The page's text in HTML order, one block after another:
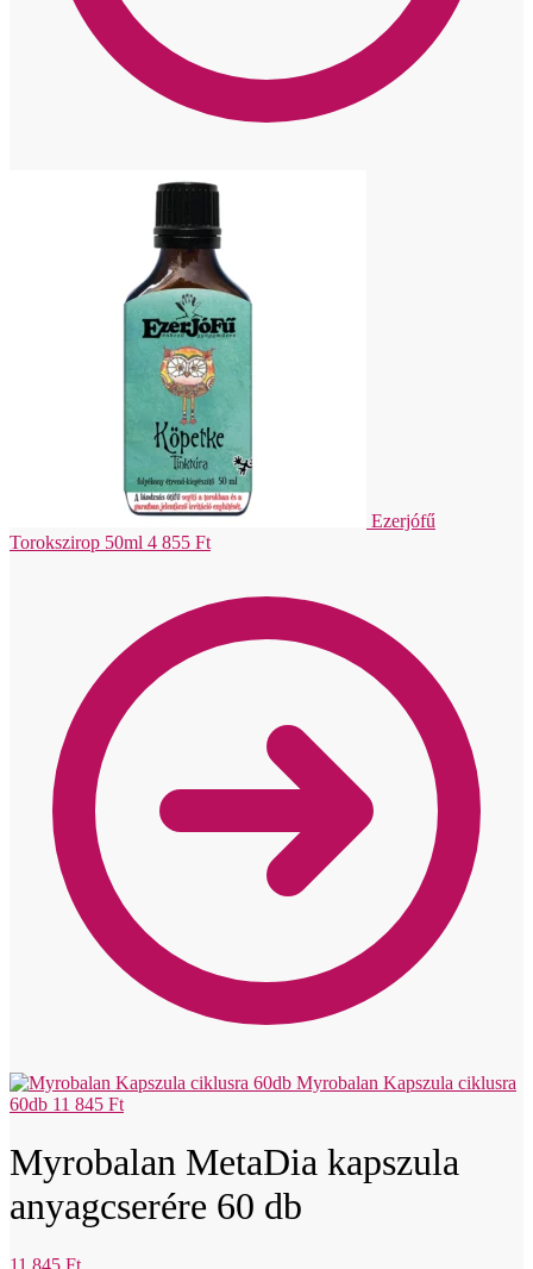
Ezerjófű
Torokszirop 50ml 4 855 Ft
Myrobalan Kapszula ciklusra
60db 11 845 Ft
Myrobalan MetaDia kapszula
anyagcserére 60 db
11 845 Ft